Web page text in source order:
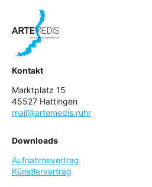
Kontakt
Marktplatz 15
45527 Hattingen
mail@artemedis.ruhr
Downloads
Aufnahmevertrag
Künstlervertrag